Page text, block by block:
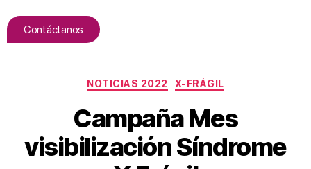
Contáctanos
NOTICIAS 2022 X-FRÁGIL
Campaña Mes
visibilización Síndrome